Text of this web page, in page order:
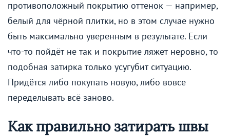
противоположный покрытию оттенок — например,
белый для чёрной плитки, но в этом случае нужно
быть максимально уверенным в результате. Если
что-то пойдёт не так и покрытие ляжет неровно, то
подобная затирка только усугубит ситуацию.
Придётся либо покупать новую, либо вовсе
переделывать всё заново.
Как правильно затирать швы